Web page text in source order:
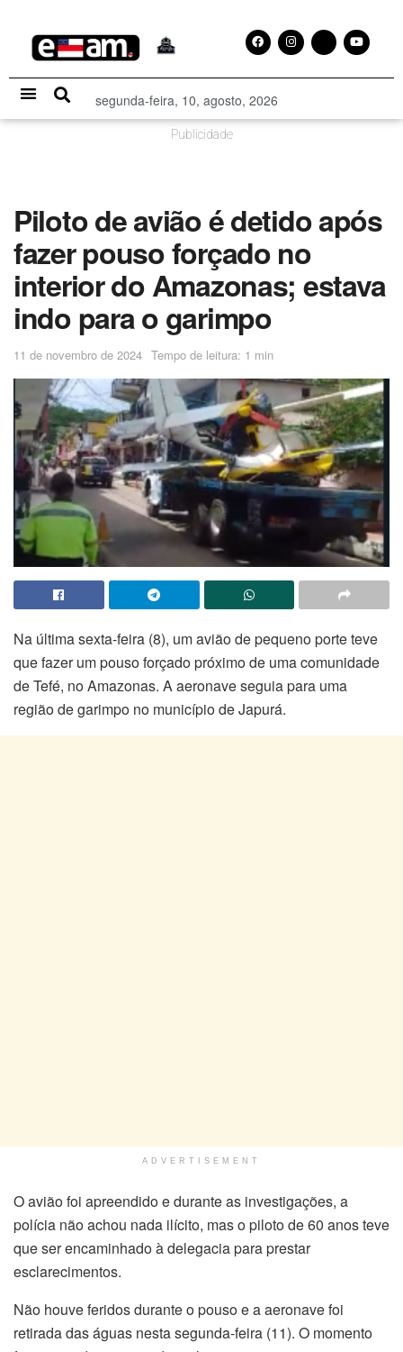
segunda-feira, 10, agosto, 2026
Publicidade
Piloto de avião é detido após
fazer pouso forçado no
interior do Amazonas; estava
indo para o garimpo
11 de novembro de 2024 Tempo de leitura: 1 min
Na última sexta-feira (8), um avião de pequeno porte teve
que fazer um pouso forçado próximo de uma comunidade
de Tefé, no Amazonas. A aeronave seguia para uma
região de garimpo no município de Japurá.
ADVERTISEMENT
O avião foi apreendido e durante as investigações, a
polícia não achou nada ilícito, mas o piloto de 60 anos teve
que ser encaminhado à delegacia para prestar
esclarecimentos.
Não houve feridos durante o pouso e a aeronave foi
retirada das águas nesta segunda-feira (11). O momento